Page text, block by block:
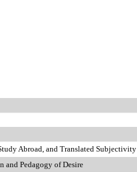
Abroad, and Translated Subjectivity
and Pedagogy of Desire